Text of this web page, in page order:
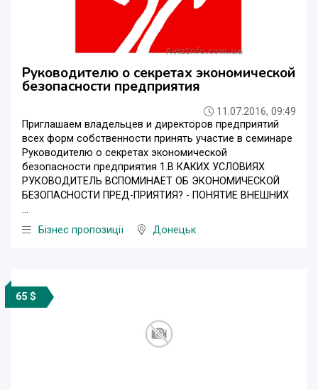
Руководителю о секретах экономической
безопасности предприятия
11.07.2016, 09:49
Приглашаем владельцев и директоров предприятий
всех форм собственности принять участие в семинаре
Руководителю о секретах экономической
безопасности предприятия 1.В КАКИХ УСЛОВИЯХ
РУКОВОДИТЕЛЬ ВСПОМИНАЕТ ОБ ЭКОНОМИЧЕСКОЙ
БЕЗОПАСНОСТИ ПРЕД-ПРИЯТИЯ? - ПОНЯТИЕ ВНЕШНИХ
...
Бізнес пропозиції
Донецьк
65 $